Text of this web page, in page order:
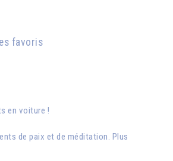
favoris
en voiture !
de paix et de méditation. Plus